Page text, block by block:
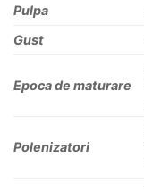
Pulpa
Gust
Epoca de maturare
Polenizatori